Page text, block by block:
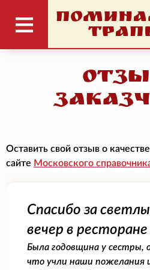
Оставить свой отзыв о
сайте Московского
Спасибо за
вечер в
Была годовщина у сестры,
что учли наши пожелания